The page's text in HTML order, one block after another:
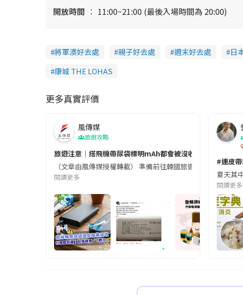
開放時間 11:00~21:00 (最後入場時間為 20:00)
將軍澳好去處 親子好去處 週末好去處 日
康城 THE LOHAS
更多真實評價
風傳媒
旅遊攻略
旅遊注意｜搭飛機帶尿袋標明mAh都會被沒收😱出發前切記檢
（文章由風傳媒授權轉載） 準備前往韓國旅遊的民眾，近
閱讀更多
#連皮
夏天其
閱讀更多